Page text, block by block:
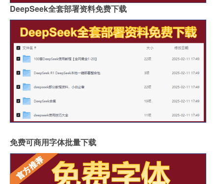
DeepSeek全套部署资料免费下载
免费可商用字体批量下载